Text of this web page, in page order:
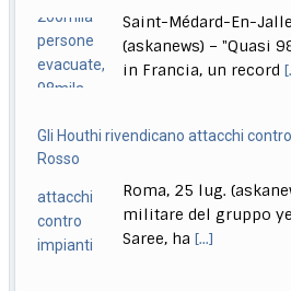
Roma, 25 lug.
militare del gruppo
Saree, ha[...]
Spagna, immagini aeree degli
e Avila
Provincia di Avila,
(askanews) – Le
aeree fornite dalla